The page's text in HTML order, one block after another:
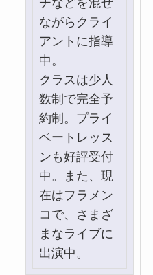
チなどを混ぜ
ながらクライ
アントに指導
中。
クラスは少人
数制で完全予
約制。プライ
ベートレッス
ンも好評受付
中。また、現
在はフラメン
コで、さまざ
まなライブに
出演中。